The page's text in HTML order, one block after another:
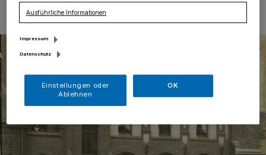
Ausführliche Informationen
Impressum
Datenschutz
Einstellungen oder
Ablehnen
OK